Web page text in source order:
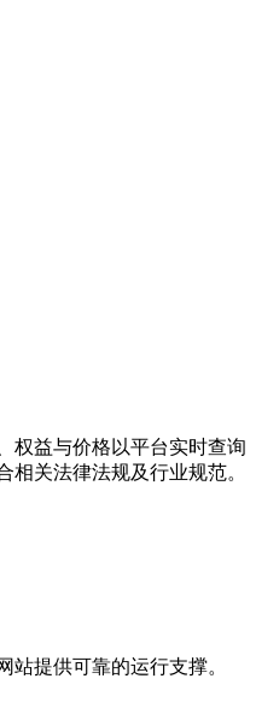
权益与价格以平台实时查询
相关法律法规及行业规范。
站提供可靠的运行支撑。